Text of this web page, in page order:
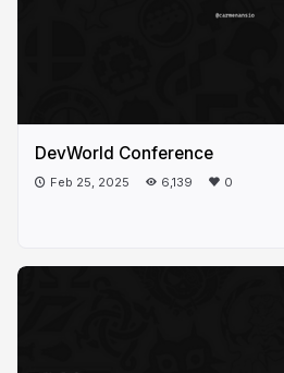
DevWorld Conference
Feb 25, 2025 6,139 0